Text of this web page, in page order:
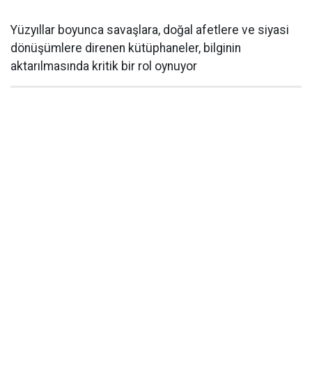
Yüzyıllar boyunca savaşlara, doğal afetlere ve siyasi
dönüşümlere direnen kütüphaneler, bilginin
aktarılmasında kritik bir rol oynuyor